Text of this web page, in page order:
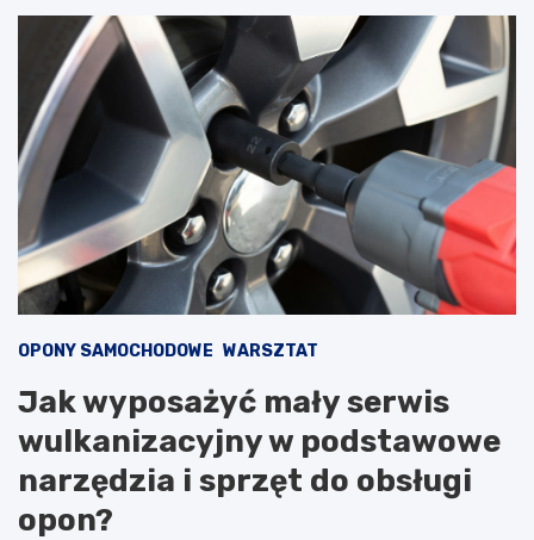
OPONY SAMOCHODOWE WARSZTAT
Jak wyposażyć mały serwis
wulkanizacyjny w podstawowe
narzędzia i sprzęt do obsługi
opon?